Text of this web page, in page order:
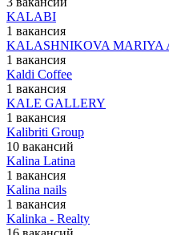
KALABI
1 вакансия
KALASHNIKOVA MARIYA
1 вакансия
Kaldi Coffee
1 вакансия
KALE GALLERY
1 вакансия
Kalibriti Group
10 вакансий
Kalina Latina
1 вакансия
Kalina nails
1 вакансия
Kalinka - Realty